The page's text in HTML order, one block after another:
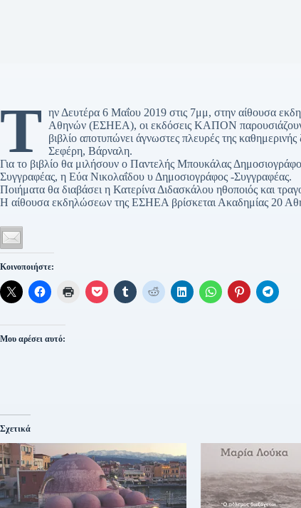
Τ ην Δευτέρα 6 Μαΐου 2019 στις 7μμ, στην αίθουσα
Αθηνών (ΕΣΗΕΑ), οι εκδόσεις ΚΑΠΟΝ παρουσιάζουν
βιβλίο αποτυπώνει άγνωστες πλευρές της
Σεφέρη, Βάρναλη.
Για το βιβλίο θα μιλήσουν ο Παντελής Μπουκάλας
Συγγραφέας, η Εύα Νικολαΐδου υ Δημοσιογράφος -Συγγραφέας.
Ποιήματα θα διαβάσει η Κατερίνα Διδασκάλου ηθοποιός και
Η αίθουσα εκδηλώσεων της ΕΣΗΕΑ βρίσκεται Ακαδημίας 20
Κοινοποιήστε:
Μου αρέσει αυτό:
Σχετικά